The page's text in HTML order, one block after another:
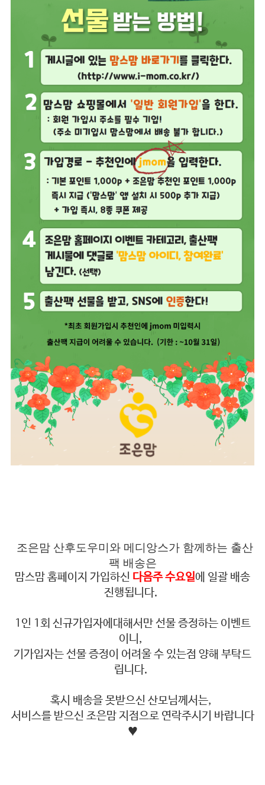
조은맘 산후도우미와 메디앙스가 함께하는 출산
팩 배송은
맘스맘 홈페이지 가입하신 다음주 수요일에 일괄 배송
진행됩니다.
1인 1회 신규가입자에대해서만 선물 증정하는 이벤트
이니,
기가입자는 선물 증정이 어려울 수 있는점 양해 부탁드
립니다.
혹시 배송을 못받으신 산모님께서는,
서비스를 받으신 조은맘 지점으로 연락주시기 바랍니다
♥